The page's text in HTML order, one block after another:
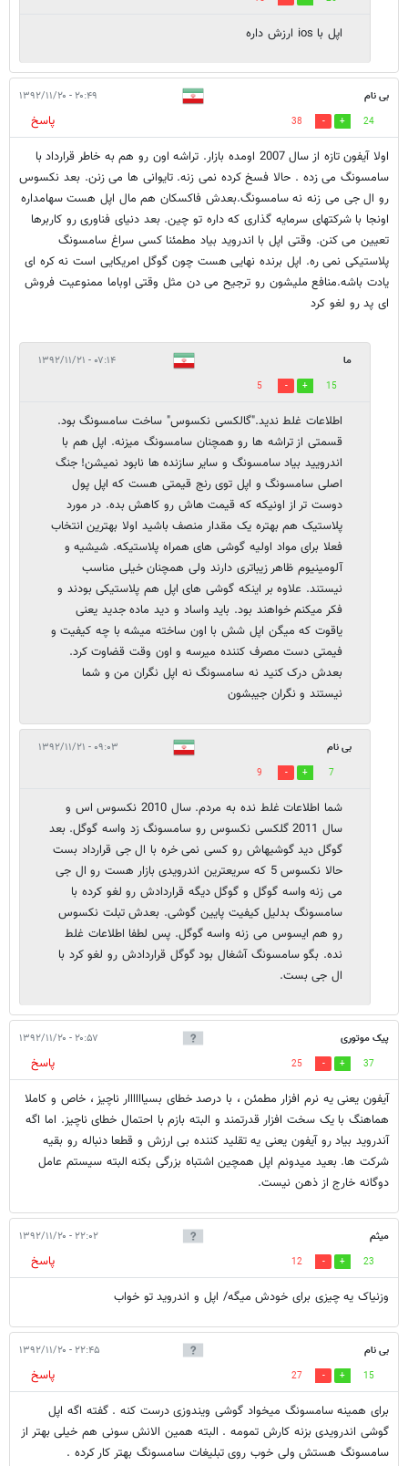
اپل با ios ارزش داره
بی نام ۲۰:۴۹ - ۱۳۹۲/۱۱/۲۰
24
38
پاسخ
اولا آیفون تازه از سال 2007 اومده بازار. تراشه اون رو هم به خاطر قرارداد با
سامسونگ می زده . حالا فسخ کرده نمی زنه. تایوانی ها می زنن. بعد نکسوس
رو ال جی می زنه نه سامسونگ.بعدش فاکسکان هم مال اپل هست سهامداره
اونجا با شرکتهای سرمایه گذاری که داره تو چین. بعد دنیای فناوری رو کاربرها
تعیین می کنن. وقتی اپل با اندروید بیاد مطمئنا کسی سراغ سامسونگ
پلاستیکی نمی ره. اپل برنده نهایی هست چون گوگل امریکایی است نه کره ای
یادت باشه.منافع ملیشون رو ترجیح می دن مثل وقتی اوباما ممنوعیت فروش
ای پد رو لغو کرد
ما ۰۷:۱۴ - ۱۳۹۲/۱۱/۲۱
15
5
اطلاعات غلط ندید."گالکسی نکسوس" ساخت سامسونگ بود.
قسمتی از تراشه ها رو همچنان سامسونگ میزنه. اپل هم با
اندرویید بیاد سامسونگ و سایر سازنده ها نابود نمیشن! جنگ
اصلی سامسونگ و اپل توی رنج قیمتی هست که اپل پول
دوست تر از اونیکه که قیمت هاش رو کاهش بده. در مورد
پلاستیک هم بهتره یک مقدار منصف باشید اولا بهترین انتخاب
فعلا برای مواد اولیه گوشی های همراه پلاستیکه. شیشیه و
آلومینیوم ظاهر زیباتری دارند ولی همچنان خیلی مناسب
نیستند. علاوه بر اینکه گوشی های اپل هم پلاستیکی بودند و
فکر میکنم خواهند بود. باید واساد و دید ماده جدید یعنی
یاقوت که میگن اپل شش با اون ساخته میشه با چه کیفیت و
فیمتی دست مصرف کننده میرسه و اون وقت قضاوت کرد.
بعدش درک کنید نه سامسونگ نه اپل نگران من و شما
نیستند و نگران جیبشون
بی نام ۰۹:۰۳ - ۱۳۹۲/۱۱/۲۱
7
9
شما اطلاعات غلط نده به مردم. سال 2010 نکسوس اس و
سال 2011 گلکسی نکسوس رو سامسونگ زد واسه گوگل. بعد
گوگل دید گوشیهاش رو کسی نمی خره با ال جی قرارداد بست
حالا نکسوس 5 که سریعترین اندرویدی بازار هست رو ال جی
می زنه واسه گوگل و گوگل دیگه قراردادش رو لغو کرده با
سامسونگ بدلیل کیفیت پایین گوشی. بعدش تبلت نکسوس
رو هم ایسوس می زنه واسه گوگل. پس لطفا اطلاعات غلط
نده. بگو سامسونگ آشغال بود گوگل قراردادش رو لغو کرد با
ال جی بست.
پیک موتوری ۲۰:۵۷ - ۱۳۹۲/۱۱/۲۰
37
25
پاسخ
آیفون یعنی یه نرم افزار مطمئن ، با درصد خطای بسیاااااار ناچیز ، خاص و کاملا
هماهنگ با یک سخت افزار قدرتمند و البته بازم با احتمال خطای ناچیز. اما اگه
آندروید بیاد رو آیفون یعنی یه تقلید کننده بی ارزش و قطعا دنباله رو بقیه
شرکت ها. بعید میدونم اپل همچین اشتباه بزرگی بکنه البته سیستم عامل
دوگانه خارج از ذهن نیست.
میثم ۲۲:۰۲ - ۱۳۹۲/۱۱/۲۰
23
12
پاسخ
وزنیاک یه چیزی برای خودش میگه/ اپل و اندروید تو خواب
بی نام ۲۲:۴۵ - ۱۳۹۲/۱۱/۲۰
15
27
پاسخ
برای همینه سامسونگ میخواد گوشی ویندوزی درست کنه . گفته اگه اپل
گوشی اندرویدی بزنه کارش تمومه . البته همین الانش سونی هم خیلی بهتر از
سامسونگ هستش ولی خوب روی تبلیغات سامسونگ بهتر کار کرده .